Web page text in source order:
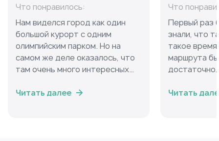
Что понравилось:
Нам виделся город как один
большой курорт с одним
олимпийским парком. Но на
самом же деле оказалось, что
там очень много интересных
обязательно посетить. С
Читать далее
Что
Первый раз
знали, что
такое
маршрута
Читать